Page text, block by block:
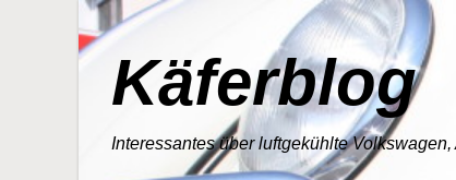
Zum Hauptinhalt springen
Käferblog
Interessantes über luftgekühlte